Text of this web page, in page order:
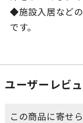
◆施設入居など
です。
ユーザーレビ
この商品に寄せ